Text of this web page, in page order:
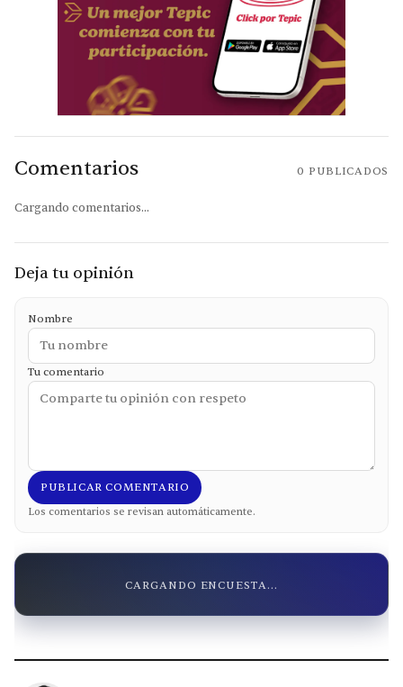
Comentarios 0 PUBLICADOS
Cargando comentarios...
Deja tu opinión
Nombre
Tu comentario
PUBLICAR COMENTARIO
Los comentarios se revisan automáticamente.
CARGANDO ENCUESTA...